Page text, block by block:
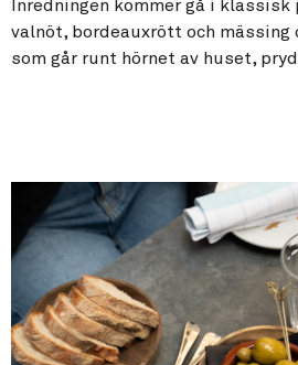
Inredningen kommer gå i
valnöt, bordeauxrött och mässing
som går runt hörnet av huset,
Read about: After work och